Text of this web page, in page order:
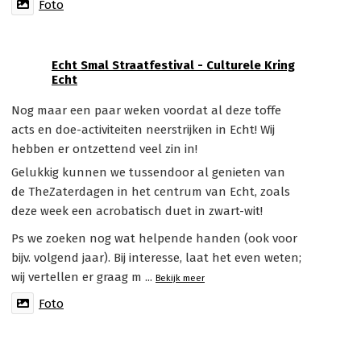
Foto
Echt Smal Straatfestival - Culturele Kring
Echt
Nog maar een paar weken voordat al deze toffe
acts en doe-activiteiten neerstrijken in Echt! Wij
hebben er ontzettend veel zin in!
Gelukkig kunnen we tussendoor al genieten van
de TheZaterdagen in het centrum van Echt, zoals
deze week een acrobatisch duet in zwart-wit!
Ps we zoeken nog wat helpende handen (ook voor
bijv. volgend jaar). Bij interesse, laat het even weten;
wij vertellen er graag m ... Bekijk meer
Foto